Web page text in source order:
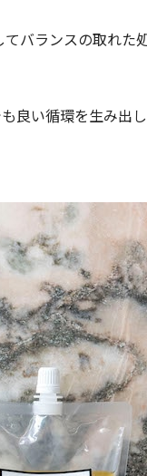
バランスの取れた
良い循環を生み出